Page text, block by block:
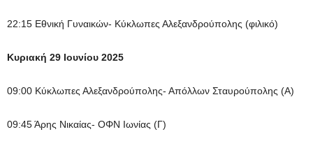
22:15 Εθνική Γυναικών- Κύκλωπες Αλεξανδρούπολης (φιλικό)
Κυριακή 29 Ιουνίου 2025
09:00 Κύκλωπες Αλεξανδρούπολης- Απόλλων Σταυρούπολης (Α)
09:45 Άρης Νικαίας- ΟΦΝ Ιωνίας (Γ)